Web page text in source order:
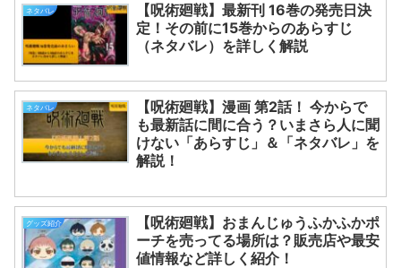
ネタバレ
【呪術廻戦】最新刊 16巻の発売日決
定！その前に15巻からのあらすじ
（ネタバレ）を詳しく解説
ネタバレ
【呪術廻戦】漫画 第2話！ 今からで
も最新話に間に合う？いまさら人に聞
けない「あらすじ」＆「ネタバレ」を
解説！
グッズ紹介
【呪術廻戦】おまんじゅうふかふかポ
ーチを売ってる場所は？販売店や最安
値情報など詳しく紹介！